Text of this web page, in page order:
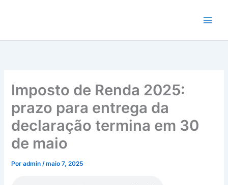
conteúdo
Imposto de Renda 2025:
prazo para entrega da
declaração termina em 30
de maio
Poradmin/maio 7, 2025